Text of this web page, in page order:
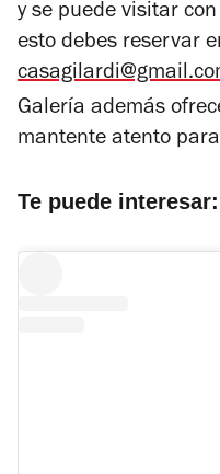
y se puede visitar
esto debes reservar
Galería además
mantente atento
Te puede interesar: